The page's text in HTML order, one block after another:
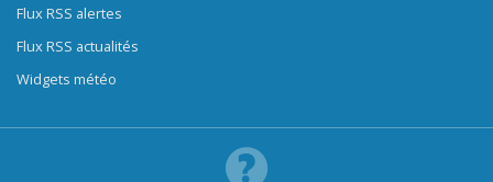
Flux RSS alertes
Flux RSS actualités
Widgets météo